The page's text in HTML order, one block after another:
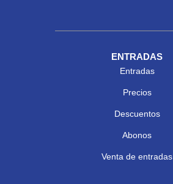
ENTRADAS
Entradas
Precios
Descuentos
Abonos
Venta de entradas